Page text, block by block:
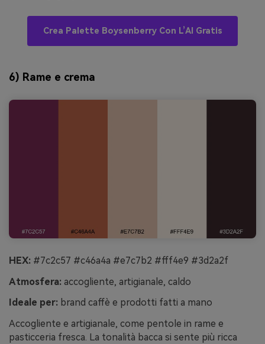
Crea Palette Boysenberry Con L’AI Gratis
6) Rame e crema
HEX: #7c2c57 #c46a4a #e7c7b2 #fff4e9 #3d2a2f
Atmosfera: accogliente, artigianale, caldo
Ideale per: brand caffè e prodotti fatti a mano
Accogliente e artigianale, come pentole in rame e
pasticceria fresca. La tonalità bacca si sente più ricca